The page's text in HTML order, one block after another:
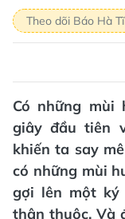
Theo dõi Báo Hà
Có những
giây đầu tiên
khiến ta say
có những mùi
gợi lên một ký
thân thuộc. Và